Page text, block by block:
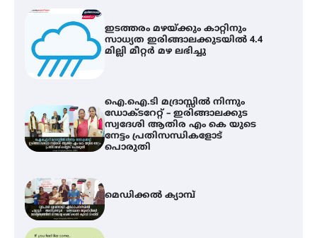
ഇടത്തരം മഴയ്ക്കും കാറ്റിനും
സാധ്യത ഇരിങ്ങാലക്കുടയിൽ 4.4
മില്ലി മീറ്റർ മഴ ലഭിച്ചു
ഐ.ഐ.ടി മദ്രാസ്സിൽ നിന്നും
ഡോക്ടറേറ്റ് – ഇരിങ്ങാലക്കുട
സ്വദേശി ആതിര എം കെ യുടെ
നേട്ടം പ്രതിസന്ധികളോട്
പൊരുതി
മെഡിക്കൽ ക്യാമ്പ്